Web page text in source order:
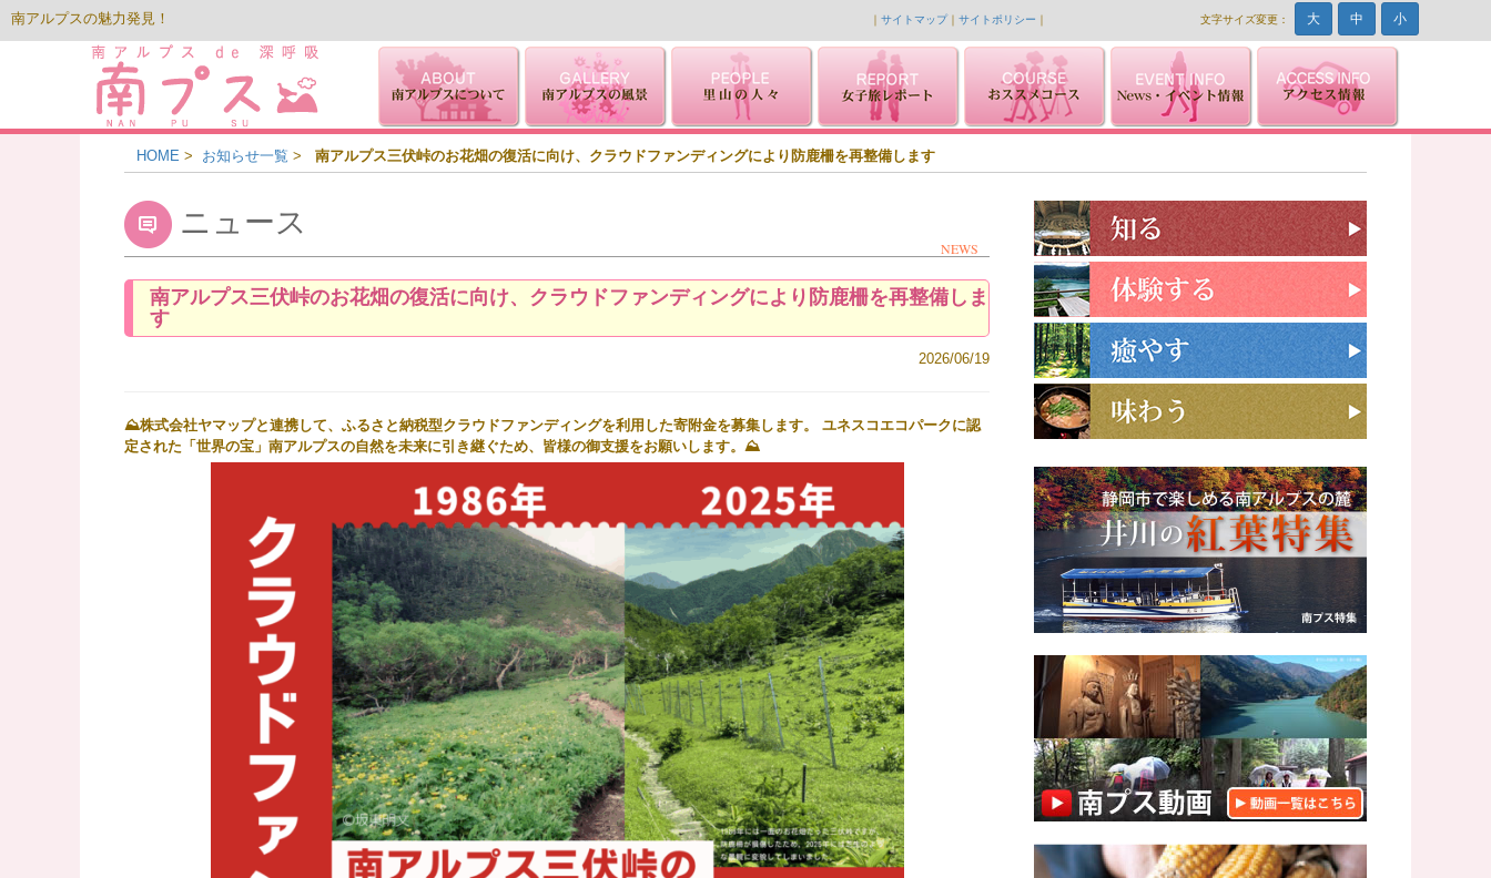
南アルプスの魅力発見！ ｜ サイトマップ｜ サイトポリシー ｜ 文字サイズ変更： 大 中 小
HOME > お知らせ一覧 > 南アルプス三伏峠のお花畑の復活に向け、クラウドファンディングにより防鹿柵を再整備します
ニュース
NEWS
南アルプス三伏峠のお花畑の復活に向け、クラウドファンディングにより防鹿柵を再整備しま
す
2026/06/19
⛰株式会社ヤマップと連携して、ふるさと納税型クラウドファンディングを利用した寄附金を募集します。
ユネスコエコパークに認
定された「世界の宝」南アルプスの自然を未来に引き継ぐため、皆様の御支援をお願いします。⛰